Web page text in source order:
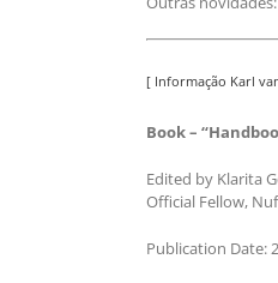
[ Informação Karl
Book –
Edited by Klarita
Official Fellow,
Publication Date: